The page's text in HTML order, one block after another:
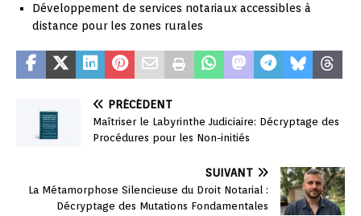
Développement de services notariaux accessibles à
distance pour les zones rurales
PRÉCÉDENT
Maîtriser le Labyrinthe Judiciaire: Décryptage des
Procédures pour les Non-initiés
SUIVANT
La Métamorphose Silencieuse du Droit Notarial :
Décryptage des Mutations Fondamentales